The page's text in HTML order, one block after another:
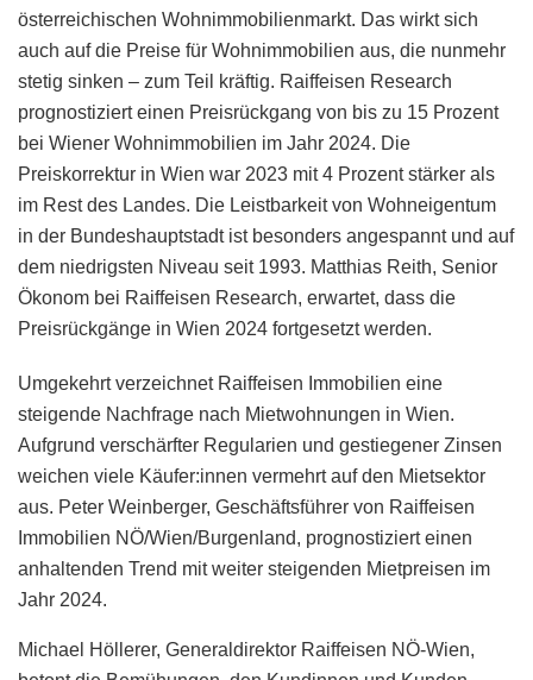
österreichischen Wohnimmobilienmarkt. Das wirkt sich
auch auf die Preise für Wohnimmobilien aus, die nunmehr
stetig sinken – zum Teil kräftig. Raiffeisen Research
prognostiziert einen Preisrückgang von bis zu 15 Prozent
bei Wiener Wohnimmobilien im Jahr 2024. Die
Preiskorrektur in Wien war 2023 mit 4 Prozent stärker als
im Rest des Landes. Die Leistbarkeit von Wohneigentum
in der Bundeshauptstadt ist besonders angespannt und auf
dem niedrigsten Niveau seit 1993. Matthias Reith, Senior
Ökonom bei Raiffeisen Research, erwartet, dass die
Preisrückgänge in Wien 2024 fortgesetzt werden.
Umgekehrt verzeichnet Raiffeisen Immobilien eine
steigende Nachfrage nach Mietwohnungen in Wien.
Aufgrund verschärfter Regularien und gestiegener Zinsen
weichen viele Käufer:innen vermehrt auf den Mietsektor
aus. Peter Weinberger, Geschäftsführer von Raiffeisen
Immobilien NÖ/Wien/Burgenland, prognostiziert einen
anhaltenden Trend mit weiter steigenden Mietpreisen im
Jahr 2024.
Michael Höllerer, Generaldirektor Raiffeisen NÖ-Wien,